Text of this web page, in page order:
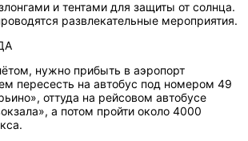
и тентами для защиты от солнца.
развлекательные мероприятия.
нужно прибыть в аэропорт
пересесть на автобус под номером 49
оттуда на рейсовом автобусе
а потом пройти около 4000